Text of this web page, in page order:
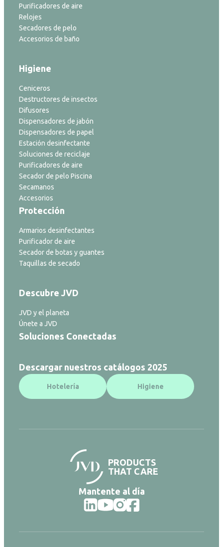
Purificadores de aire
Relojes
Secadores de pelo
Accesorios de baño
Higiene
Ceniceros
Destructores de insectos
Difusores
Dispensadores de jabón
Dispensadores de papel
Estación desinfectante
Soluciones de reciclaje
Purificadores de aire
Secador de pelo Piscina
Secamanos
Accesorios
Protección
Armarios desinfectantes
Purificador de aire
Secador de botas y guantes
Taquillas de secado
Descubre JVD
JVD y el planeta
Únete a JVD
Soluciones Conectadas
Descargar nuestros catálogos 2025
Hotelería Higiene
PRODUCTS
THAT CARE
Mantente al día